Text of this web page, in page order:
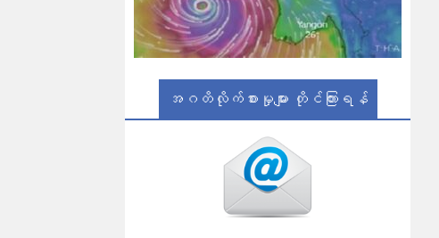
အဂတိလိုက်စားမှုများ တိုင်ကြားရန်